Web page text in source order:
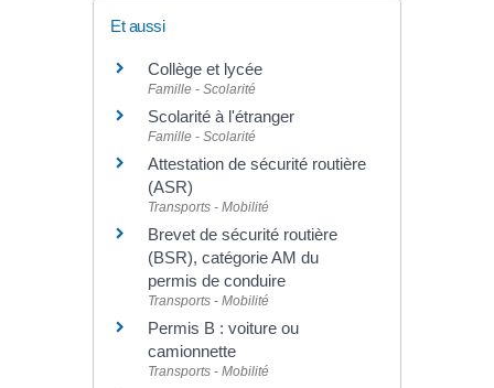
Et aussi
Collège et lycée
Famille - Scolarité
Scolarité à l'étranger
Famille - Scolarité
Attestation de sécurité routière
(ASR)
Transports - Mobilité
Brevet de sécurité routière
(BSR), catégorie AM du
permis de conduire
Transports - Mobilité
Permis B : voiture ou
camionnette
Transports - Mobilité